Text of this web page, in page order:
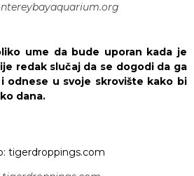
ume da bude uporan kada je
redak slučaj da se dogodi da ga
odnese u svoje skrovište kako bi
dana.